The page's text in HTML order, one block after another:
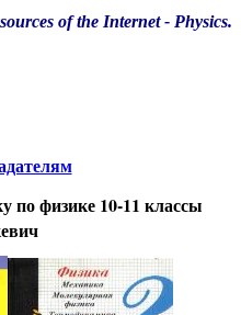
of the Internet- Physics.
по физике 10-11 классы